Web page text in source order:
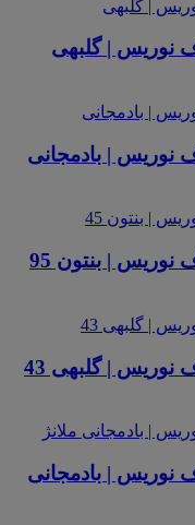
نوریس | گلبهی
نوریس | بادمجانی
| بنتون 95
| گلبهی 43
نوریس | بادمجانی